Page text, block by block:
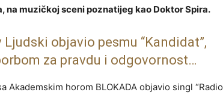
na muzičkoj sceni poznatijeg kao Doktor Spira.
objavio pesmu “Kandidat”,
za pravdu i odgovornost…
horom BLOKADA objavio singl “Radio